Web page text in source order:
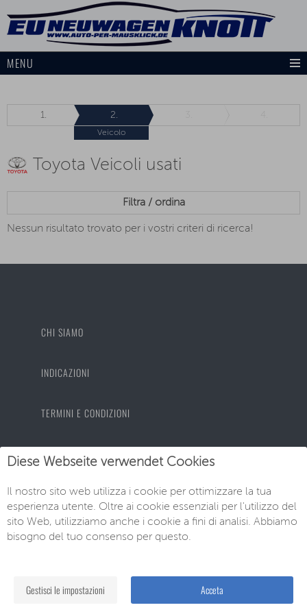
MENU
1. 2.
Veicolo
Toyota Veicoli usati
Filtra / ordina
Nessun risultato trovato per i vostri criteri di ricerca!
CHI SIAMO
INDICAZIONI
TERMINI E CONDIZIONI
PROTEZIONE DEI DATI
IMPRONTA
© EU-Neuwagen Knott GmbH
Diese Webseite verwendet Cookies
Il nostro sito web utilizza i cookie per ottimizzare la tua
esperienza utente. Oltre ai cookie essenziali per l'utilizzo del
sito Web, utilizziamo anche i cookie a fini di analisi. Abbiamo
bisogno del tuo consenso per questo.
Acceta
Gestisci le impostazioni